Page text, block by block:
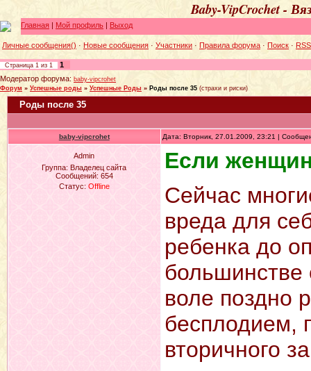
Baby-VipCrochet -
Главная | Мой профиль | Выход
Личные сообщения() · Новые сообщения · Участники · Правила форума · Поиск · RSS
Страница 1 из 1
1
Модератор форума: baby-vipcrohet
Форум » Успешные роды » Успешные Роды » Роды после 35 (страхи и риски)
Роды после 35
baby-vipcrohet Дата: Вторник, 27.01.2009, 23:21 |
Admin
Группа: Владелец сайта
Сообщений: 654
Статус: Offline
Если
Сейчас
вреда для
ребенка до
воле поздно
бесплодием,
вторичного